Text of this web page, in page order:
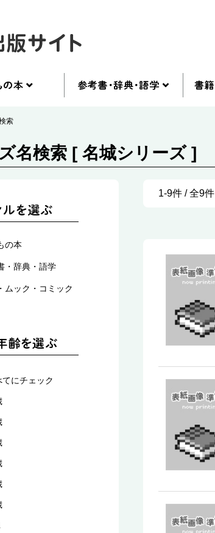
索
名検索 [ 名城シリーズ ]
の本
・辞典・語学
ムック・コミック
てにチェック
1-9件 / 全9件